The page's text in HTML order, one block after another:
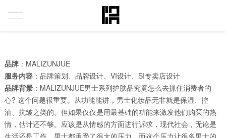
案例展示
视频案例
关于莫品
品牌：MALIZUNJUE
服务内容：品牌策划、品牌设计、VI设计、SI专卖店设计
品牌背景：MALIZUNJUE男士系列护肤品究竟怎么去抓住消费者的
心? 这个问题很重要。从功能能讲，男士化妆品无非就是保湿、控
油、抗皱之类的。但如果仅仅是用最基础的功能来激发他们购买的热
情，估计还不够。应该是从情感的方面进行诉求，现代社会，无论是
生活还是工作，男士都承受了很大的压力，而这个压力让很多男士的